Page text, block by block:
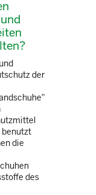
der
benutzt
die
des